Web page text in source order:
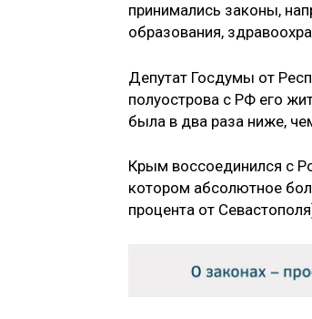
принимались законы,
образования,
Депутат Госдумы от
полуострова с РФ его
была в два раза ниже,
Крым воссоединился с
котором абсолютное
процента от